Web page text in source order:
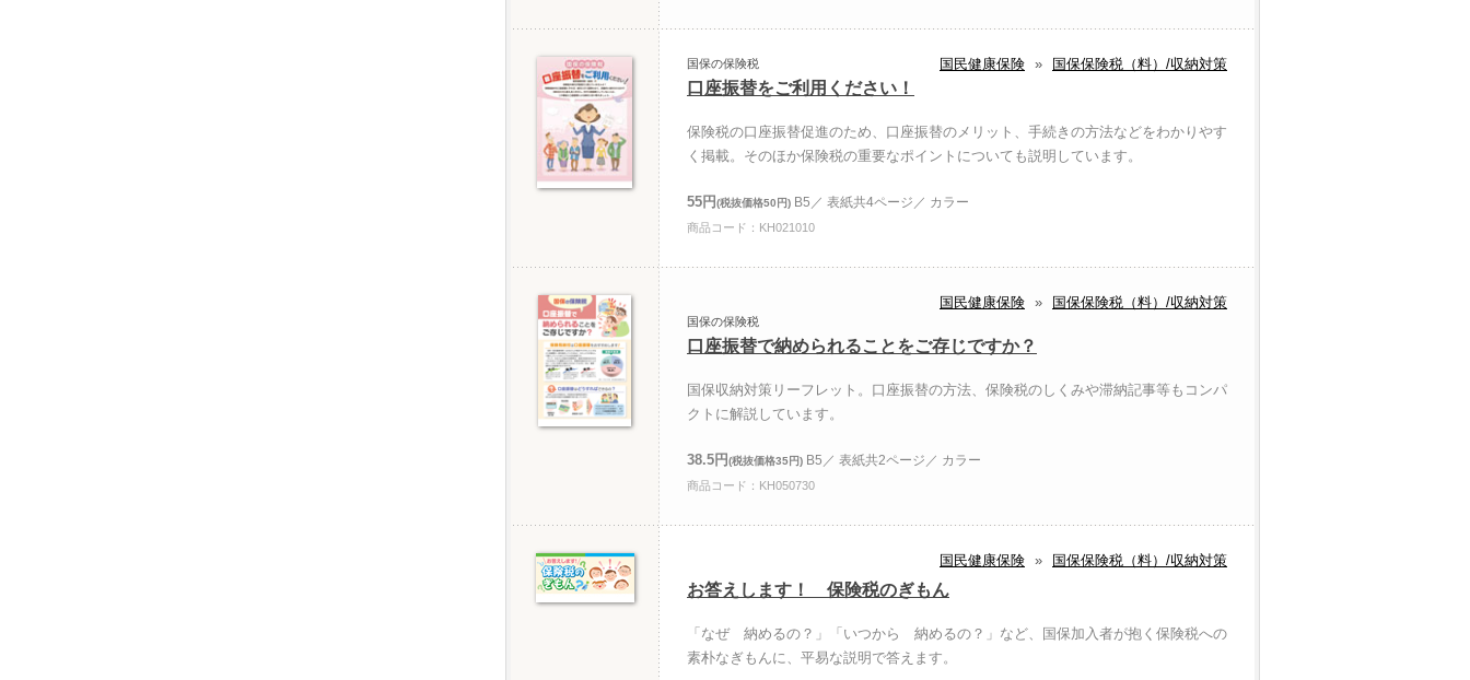
国民健康保険 » 国保保険税（料）/収納対策
国保の保険税
口座振替をご利用ください！
保険税の口座振替促進のため、口座振替のメリット、手続きの方法などをわかりやす
く掲載。そのほか保険税の重要なポイントについても説明しています。
55円(税抜価格50円) B5／ 表紙共4ページ／ カラー
商品コード：KH021010
国民健康保険 » 国保保険税（料）/収納対策
国保の保険税
口座振替で納められることをご存じですか？
国保収納対策リーフレット。口座振替の方法、保険税のしくみや滞納記事等もコンパ
クトに解説しています。
38.5円(税抜価格35円) B5／ 表紙共2ページ／ カラー
商品コード：KH050730
国民健康保険 » 国保保険税（料）/収納対策
お答えします！ 保険税のぎもん
「なぜ 納めるの？」「いつから 納めるの？」など、国保加入者が抱く保険税への
素朴なぎもんに、平易な説明で答えます。